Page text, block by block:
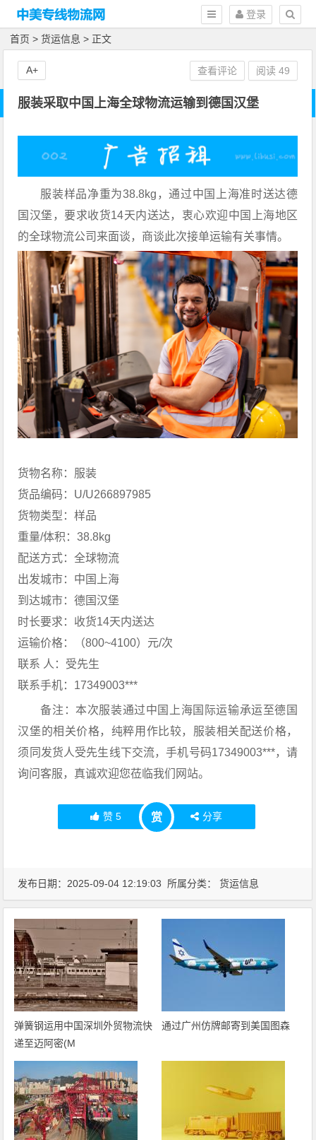
登录
首页 > 货运信息 > 正文
服装采取中国上海全球物流运输到德国汉堡
服装样品净重为38.8kg，通过中国上海准时送达德
国汉堡，要求收货14天内送达，衷心欢迎中国上海地区
的全球物流公司来面谈，商谈此次接单运输有关事情。
货物名称：服装
货品编码：U/U266897985
货物类型：样品
重量/体积：38.8kg
配送方式：全球物流
出发城市：中国上海
到达城市：德国汉堡
时长要求：收货14天内送达
运输价格：（800~4100）元/次
联系 人：受先生
联系手机：17349003***
备注：本次服装通过中国上海国际运输承运至德国
汉堡的相关价格，纯粹用作比较，服装相关配送价格，
须同发货人受先生线下交流，手机号码17349003***，请
询问客服，真诚欢迎您莅临我们网站。
赞 5 赏 分享
查看评论 阅读49
A+
发布日期：2025-09-04 12:19:03 所属分类： 货运信息
弹簧钢运用中国深圳外贸物流快
递至迈阿密(M
通过广州仿牌邮寄到美国图森